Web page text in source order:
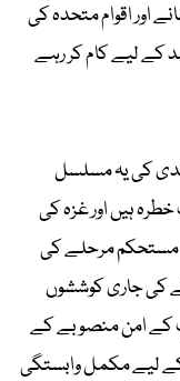
اور اقوام متحدہ کی
2803 پر عملدرآمد کے لیے کام کر رہے
کی یہ مسلسل
ہیں اور غزہ کی
مستحکم مرحلے کی
کی جاری کوششوں
کے امن منصوبے کے
لیے مکمل وابستگی